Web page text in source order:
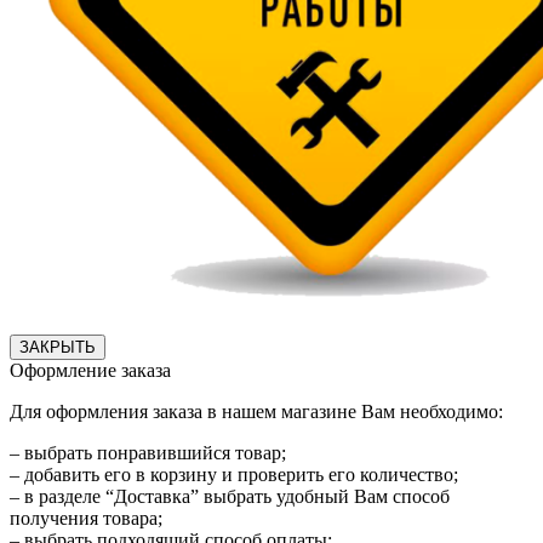
ЗАКРЫТЬ
Оформление заказа
Для оформления заказа в нашем магазине Вам необходимо:
– выбрать понравившийся товар;
– добавить его в корзину и проверить его количество;
– в разделе “Доставка” выбрать удобный Вам способ
получения товара;